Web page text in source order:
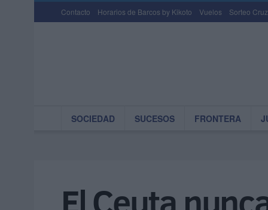
Contacto Horarios de Barcos by Kikoto Vuelos Sorteo
SOCIEDAD SUCESOS FRONTERA